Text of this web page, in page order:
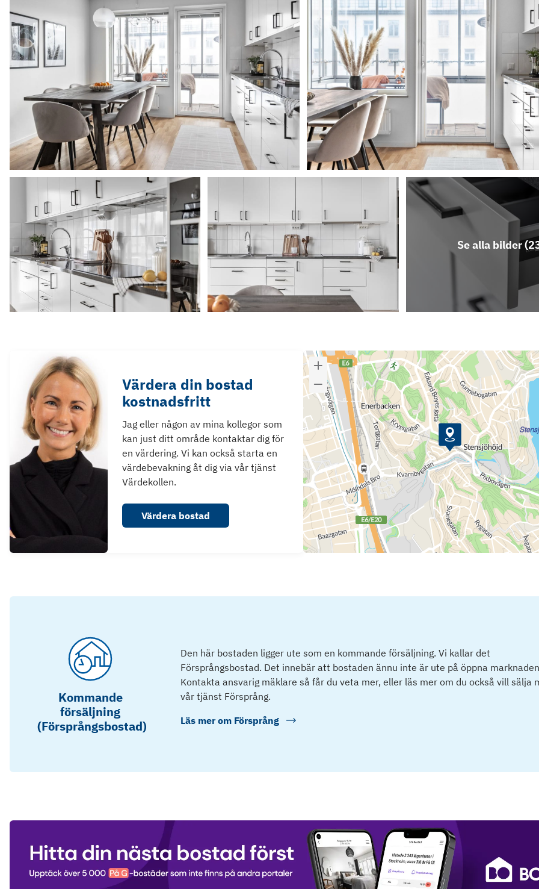
Årsredovisning 2024
Se alla bilder (
Värdera din bostad
kostnadsfritt
Jag eller någon av mina kollegor som
kan just ditt område kontaktar dig för
en värdering. Vi kan också starta en
värdebevakning åt dig via vår tjänst
Värdekollen.
Värdera bostad
Kommande
försäljning
(Försprångsbostad)
Den här bostaden ligger ute som en kommande försäljning. Vi kallar det
Försprångsbostad. Det innebär att bostaden ännu inte är ute på öppna
Kontakta ansvarig mäklare så får du veta mer, eller läs mer om du också vill sälja
vår tjänst Försprång.
Läs mer om Försprång